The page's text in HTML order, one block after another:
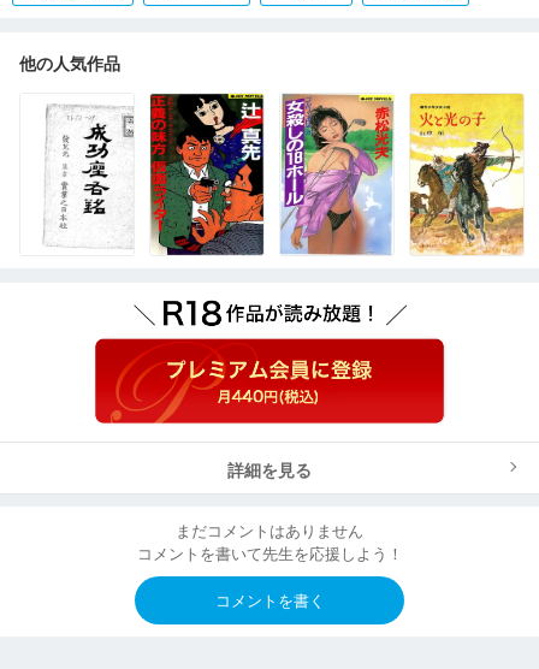
他の人気作品
詳細を見る
まだコメントはありません
コメントを書いて先生を応援しよう！
コメントを書く